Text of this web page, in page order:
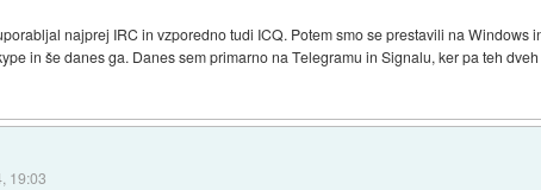
najprej IRC in vzporedno tudi ICQ. Potem smo se prestavili na Windows
in še danes ga. Danes sem primarno na Telegramu in Signalu, ker pa teh
19:03